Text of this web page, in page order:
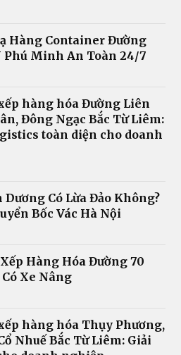
Hàng Container Đường
Phú Minh An Toàn 24/7
hàng hóa Đường Liên
Đông Ngạc Bắc Từ Liêm:
toàn diện cho doanh
Dương Có Lừa Đảo Không?
Bốc Vác Hà Nội
Hàng Hóa Đường 70
Xe Nâng
hàng hóa Thụy Phương,
Nhuế Bắc Từ Liêm: Giải